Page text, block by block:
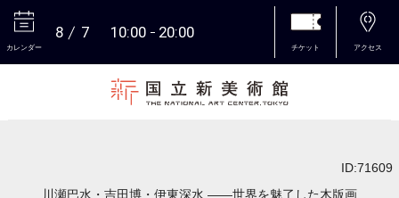
カレンダー
8 7 10:00 20:00
チケット アクセス
ID:71609
川瀬巴水・吉田博・伊東深水 ――世界を魅了した木版画